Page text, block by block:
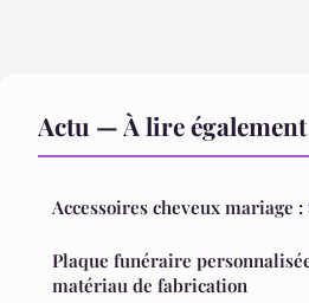
Actu — À lire également
Accessoires cheveux mariage
Plaque funéraire
matériau de fabrication